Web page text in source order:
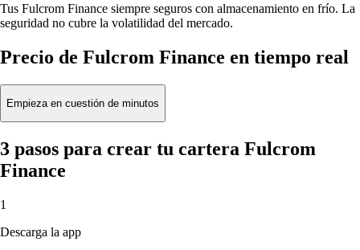
Tus Fulcrom Finance siempre seguros con almacenamiento en frío. La
seguridad no cubre la volatilidad del mercado.
Precio de Fulcrom Finance en tiempo real
Empieza en cuestión de minutos
3 pasos para crear tu cartera Fulcrom
Finance
1
Descarga la app